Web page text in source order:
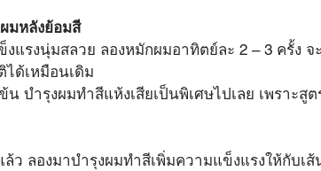
มหลังย้อมสี
แรงนุ่มสลวย ลองหมักผมอาทิตย์ละ 2 – 3 ครั้ง
ด้เหมือนเดิม
บำรุงผมทำสีแห้งเสียเป็นพิเศษไปเลย เพราะ
ว ลองมาบำรุงผมทำสีเพิ่มความแข็งแรงให้กับเ